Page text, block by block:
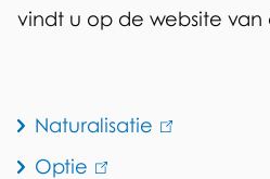
vindt u op de website van
W
e
Naturalisatie (link
Optie (link